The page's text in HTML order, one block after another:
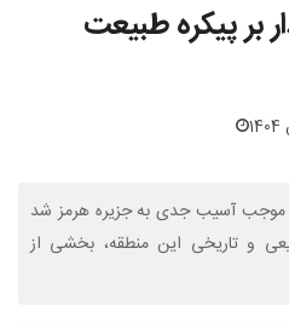
بر پیکره طبیعت
موجب آسیب جدی به جزیره هرمز شد
و تاریخی این منطقه، بخشی از